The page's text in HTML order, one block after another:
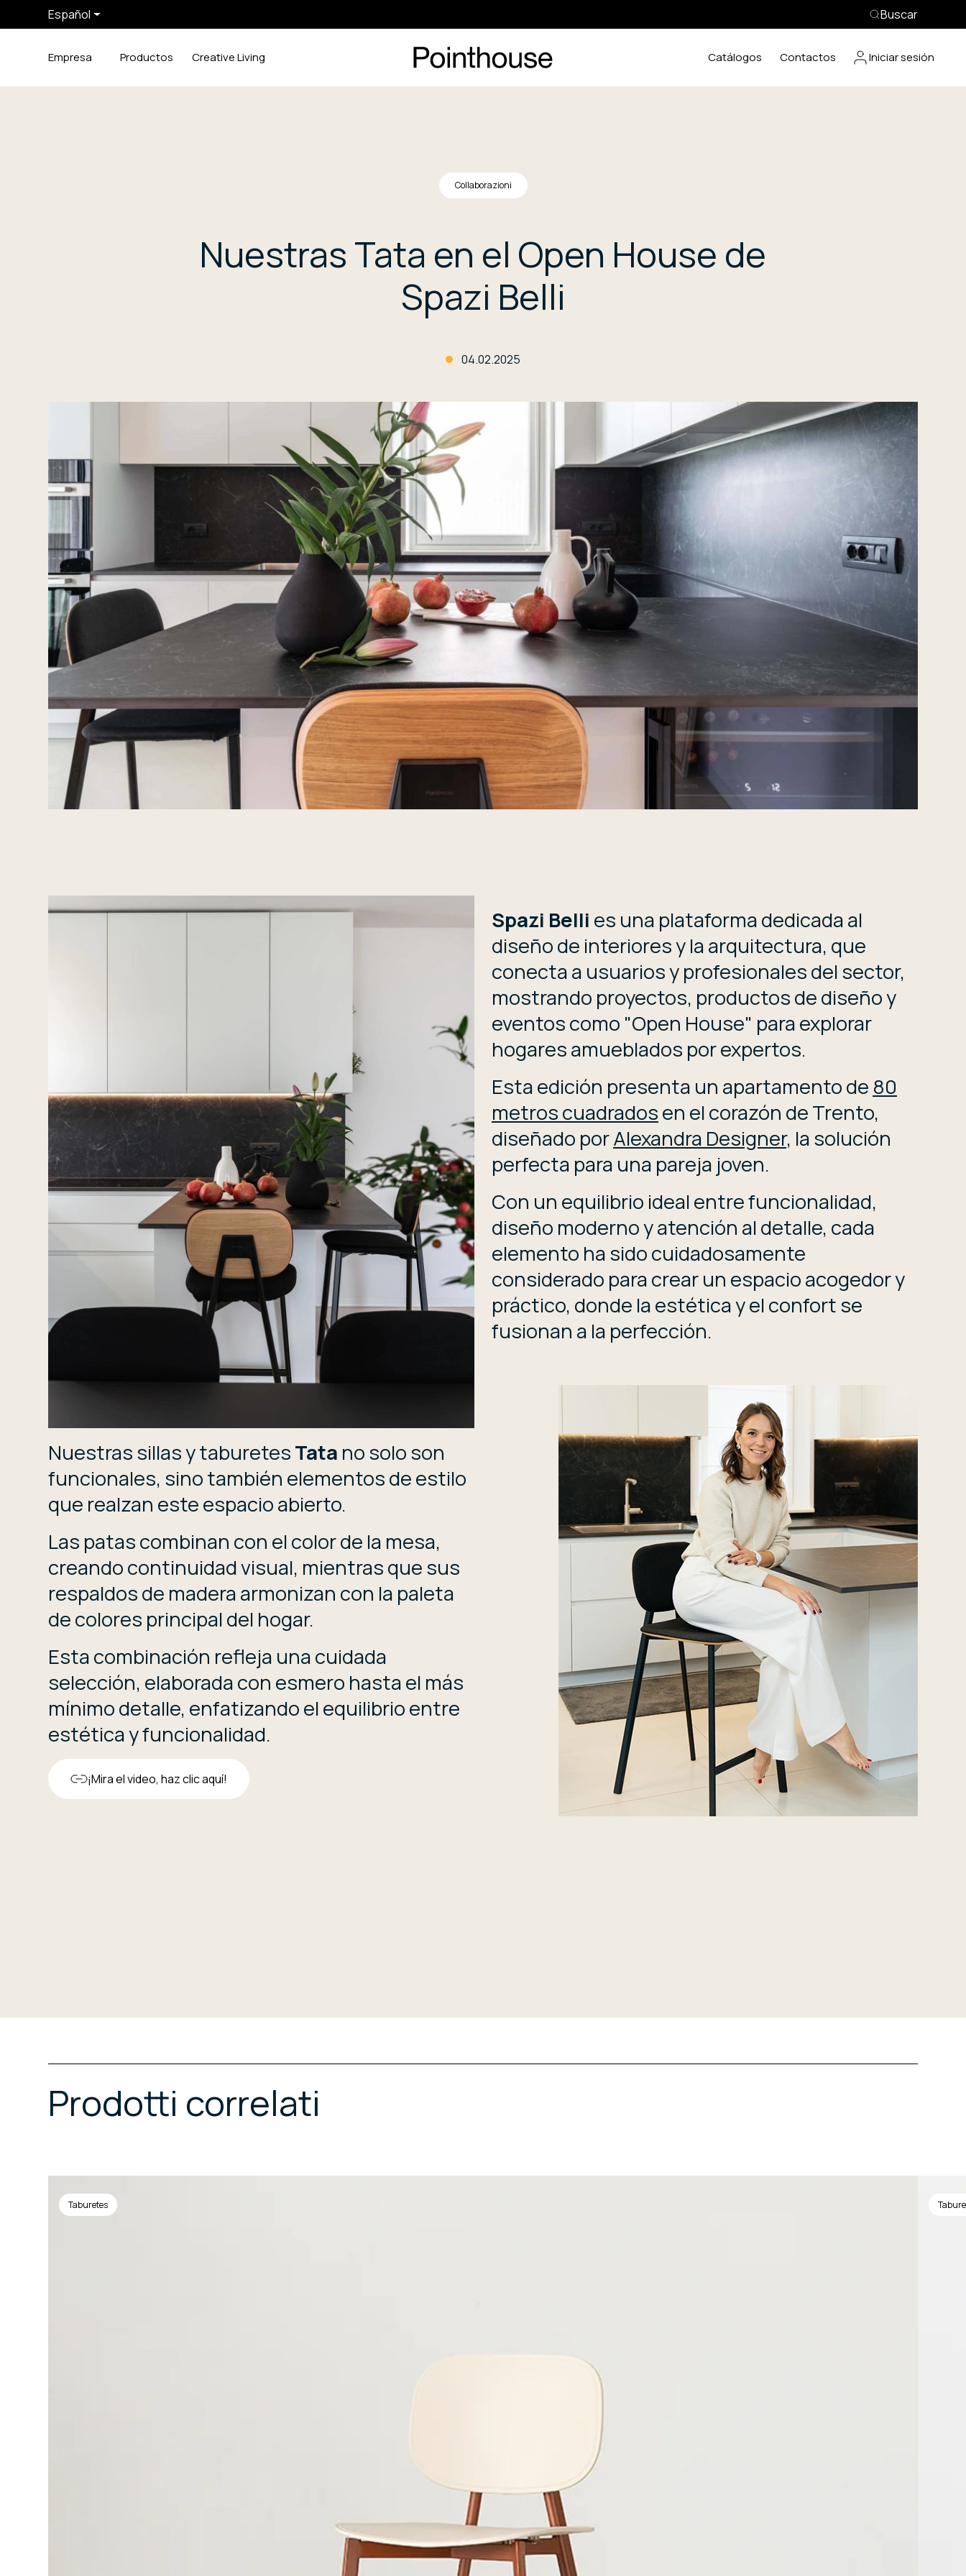
Español Buscar
Empresa Productos Creative Living Catálogos Contactos Iniciar sesión
Collaborazioni
Nuestras Tata en el Open House de
Spazi Belli
04.02.2025
Nuestras sillas y taburetesTata no solo son
funcionales, sino también elementos de estilo
que realzan este espacio abierto.
Las patas combinan con el color de la mesa,
creando continuidad visual, mientras que sus
respaldos de madera armonizan con la paleta
de colores principal del hogar.
Esta combinación refleja una cuidada
selección, elaborada con esmero hasta el más
mínimo detalle, enfatizando el equilibrio entre
estética y funcionalidad.
¡Mira el video, haz clic aquí!
Spazi Belli es una plataforma dedicada al
diseño de interiores y la arquitectura, que
conecta a usuarios y profesionales del sector,
mostrando proyectos, productos de diseño y
eventos como "Open House" para explorar
hogares amueblados por expertos.
Esta edición presenta un apartamento de 80
metros cuadradosen el corazón de Trento,
diseñado porAlexandra Designer, la solución
perfecta para una pareja joven.
Con un equilibrio ideal entre funcionalidad,
diseño moderno y atención al detalle, cada
elemento ha sido cuidadosamente
considerado para crear un espacio acogedor y
práctico, donde la estética y el confort se
fusionan a la perfección.
Prodotti correlati
Taburetes